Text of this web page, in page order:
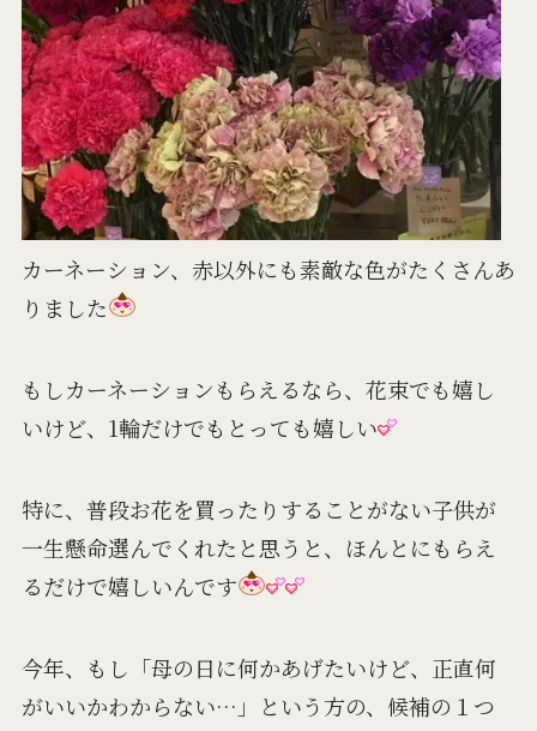
カーネーション、赤以外にも素敵な色がたくさんあ
りました
もしカーネーションもらえるなら、花束でも嬉し
いけど、1輪だけでもとっても嬉しい
特に、普段お花を買ったりすることがない子供が
一生懸命選んでくれたと思うと、ほんとにもらえ
るだけで嬉しいんです
今年、もし「母の日に何かあげたいけど、正直何
がいいかわからない…」という方の、候補の１つ